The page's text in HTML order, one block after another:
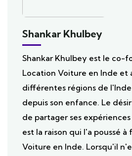
Shankar Khulbey
Shankar Khulbey est le co-
Location Voiture en Inde et
différentes régions de
depuis son enfance. Le
de partager ses
est la raison qui l'a poussé
Voiture en Inde. Lorsqu'il